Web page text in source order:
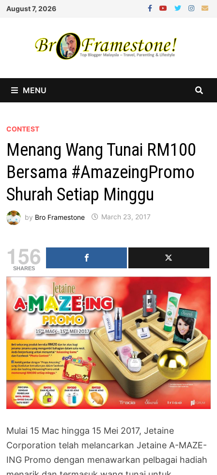
Skip
August 7, 2026
MENU
CONTEST
Menang Wang Tunai RM100
Bersama #AmazeingPromo
Shurah Setiap Minggu
by Bro Framestone March 23, 2017
156
SHARES
Mulai 15 Mac hingga 15 Mei 2017, Jetaine
Corporation telah melancarkan Jetaine A-MAZE-
ING Promo dengan menawarkan pelbagai hadiah